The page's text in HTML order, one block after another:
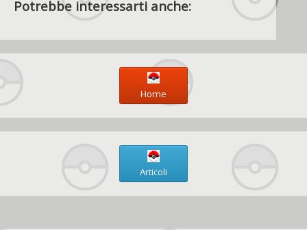
Potrebbe interessarti anche:
Home
Articoli